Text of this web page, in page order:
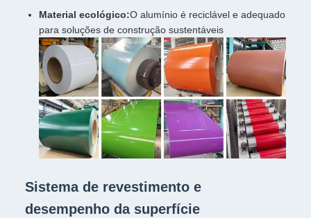
Material ecológico:O alumínio é reciclável e adequado
para soluções de construção sustentáveis
Sistema de revestimento e
desempenho da superfície